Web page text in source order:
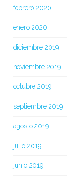
febrero 2020
enero 2020
diciembre 2019
noviembre 2019
octubre 2019
septiembre 2019
agosto 2019
julio 2019
junio 2019